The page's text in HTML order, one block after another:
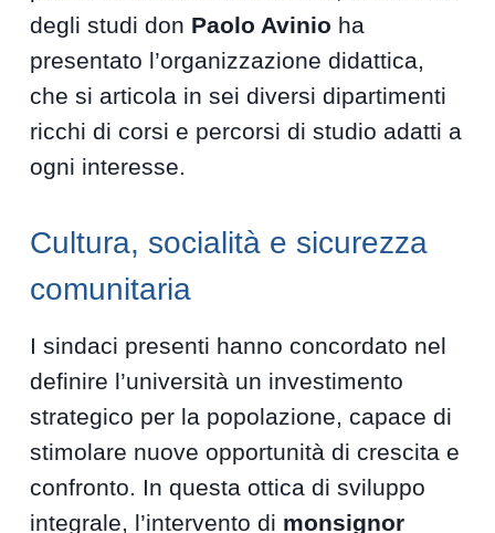
degli studi don Paolo Avinio ha
presentato l’organizzazione didattica,
che si articola in sei diversi dipartimenti
ricchi di corsi e percorsi di studio adatti a
ogni interesse.
Cultura, socialità e sicurezza
comunitaria
I sindaci presenti hanno concordato nel
definire l’università un investimento
strategico per la popolazione, capace di
stimolare nuove opportunità di crescita e
confronto. In questa ottica di sviluppo
integrale, l’intervento di monsignor